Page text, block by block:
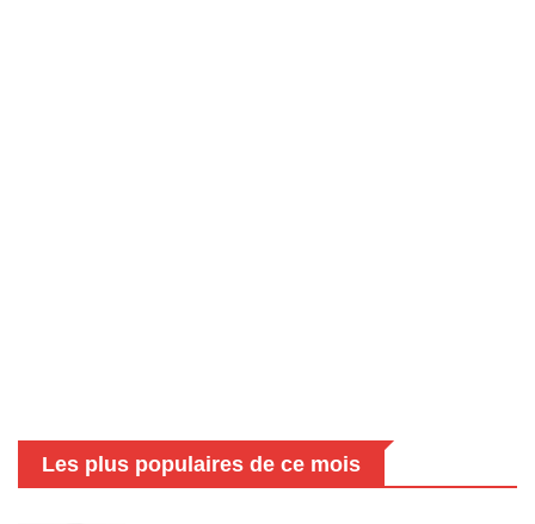
Les plus populaires de ce mois